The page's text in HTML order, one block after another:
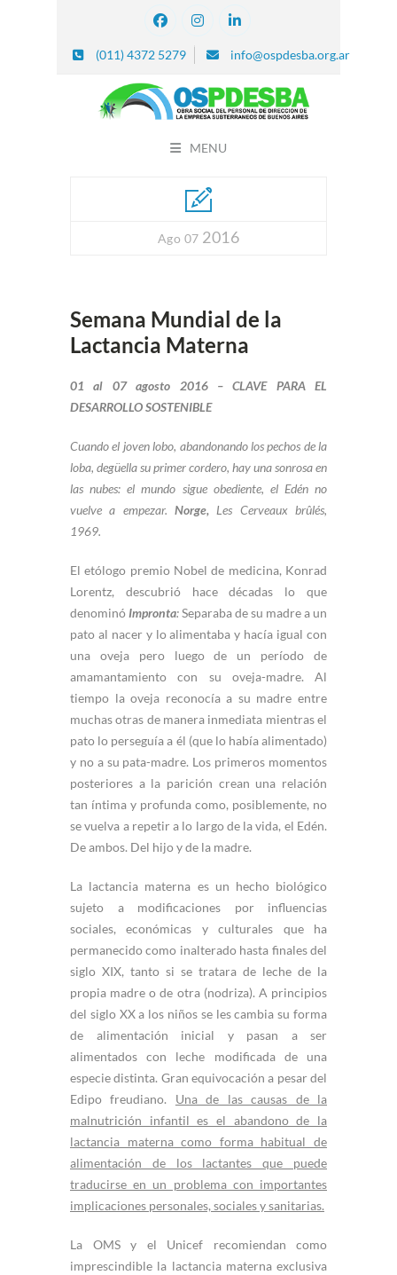
(011) 4372 5279 info@ospdesba.org.ar
MENU
Ago 07 2016
Semana Mundial de la
Lactancia Materna
01 al 07 agosto 2016 – CLAVE PARA EL
DESARROLLO SOSTENIBLE
Cuando el joven lobo, abandonando los pechos de la
loba, degüella su primer cordero, hay una sonrosa en
las nubes: el mundo sigue obediente, el Edén no
vuelve a empezar. Norge, Les Cerveaux brûlés,
1969.
El etólogo premio Nobel de medicina, Konrad
Lorentz, descubrió hace décadas lo que
denominó Impronta:Separaba de su madre a un
pato al nacer y lo alimentaba y hacía igual con
una oveja pero luego de un período de
amamantamiento con su oveja-madre. Al
tiempo la oveja reconocía a su madre entre
muchas otras de manera inmediata mientras el
pato lo perseguía a él (que lo había alimentado)
y no a su pata-madre. Los primeros momentos
posteriores a la parición crean una relación
tan íntima y profunda como, posiblemente, no
se vuelva a repetir a lo largo de la vida, el Edén.
De ambos. Del hijo y de la madre.
La lactancia materna es un hecho biológico
sujeto a modificaciones por influencias
sociales, económicas y culturales que ha
permanecido como inalterado hasta finales del
siglo XIX, tanto si se tratara de leche de la
propia madre o de otra (nodriza). A principios
del siglo XX a los niños se les cambia su forma
de alimentación inicial y pasan a ser
alimentados con leche modificada de una
especie distinta. Gran equivocación a pesar del
Edipo freudiano. Una de las causas de la
malnutrición infantil es el abandono de la
lactancia materna como forma habitual de
alimentación de los lactantes que puede
traducirse en un problema con importantes
implicaciones personales, sociales y sanitarias.
La OMS y el Unicef recomiendan como
imprescindible la lactancia materna exclusiva